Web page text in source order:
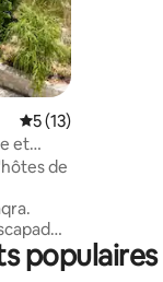
Évaluation
5 (13)
et
de
une